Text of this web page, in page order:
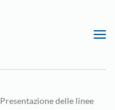
Presentazione delle linee